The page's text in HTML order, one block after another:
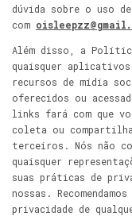
dúvida sobre o uso
com
Além disso, a
quaisquer
recursos de mídia
oferecidos ou
links fará com que
coleta ou
terceiros. Nós não
quaisquer
suas práticas de
nossas.
privacidade de